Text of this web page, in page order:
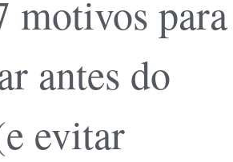
motivos para
antes do
evitar